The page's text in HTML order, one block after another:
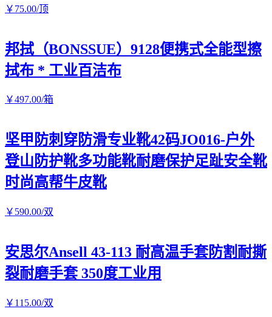
￥ 75.00/顶
邦拭（BONSSUE）9128便携式全能型擦
拭布 * 工业百洁布
￥497.00/箱
坚甲防刺穿防滑专业靴42码JO016-户外
登山防护靴多功能靴耐磨保护足趾安全靴
时尚高帮牛皮靴
￥ 590.00/双
安思尔Ansell 43-113 耐高温手套防割耐撕
裂耐磨手套 350度工业用
￥ 115.00/双